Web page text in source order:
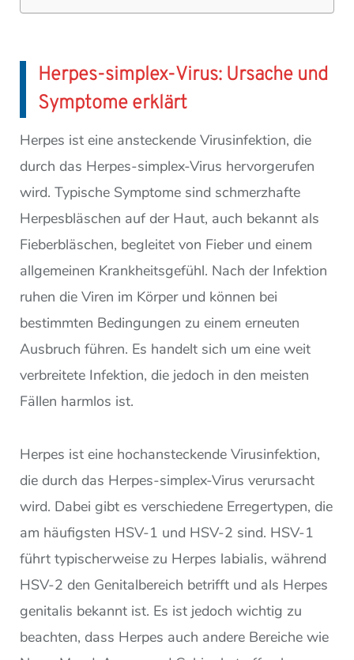
Herpes-simplex-Virus: Ursache und
Symptome erklärt
Herpes ist eine ansteckende Virusinfektion, die
durch das Herpes-simplex-Virus hervorgerufen
wird. Typische Symptome sind schmerzhafte
Herpesbläschen auf der Haut, auch bekannt als
Fieberbläschen, begleitet von Fieber und einem
allgemeinen Krankheitsgefühl. Nach der Infektion
ruhen die Viren im Körper und können bei
bestimmten Bedingungen zu einem erneuten
Ausbruch führen. Es handelt sich um eine weit
verbreitete Infektion, die jedoch in den meisten
Fällen harmlos ist.
Herpes ist eine hochansteckende Virusinfektion,
die durch das Herpes-simplex-Virus verursacht
wird. Dabei gibt es verschiedene Erregertypen, die
am häufigsten HSV-1 und HSV-2 sind. HSV-1
führt typischerweise zu Herpes labialis, während
HSV-2 den Genitalbereich betrifft und als Herpes
genitalis bekannt ist. Es ist jedoch wichtig zu
beachten, dass Herpes auch andere Bereiche wie